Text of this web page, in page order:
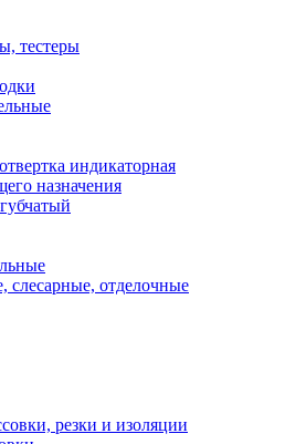
тестеры
индикаторная
назначения
отделочные
резки и изоляции